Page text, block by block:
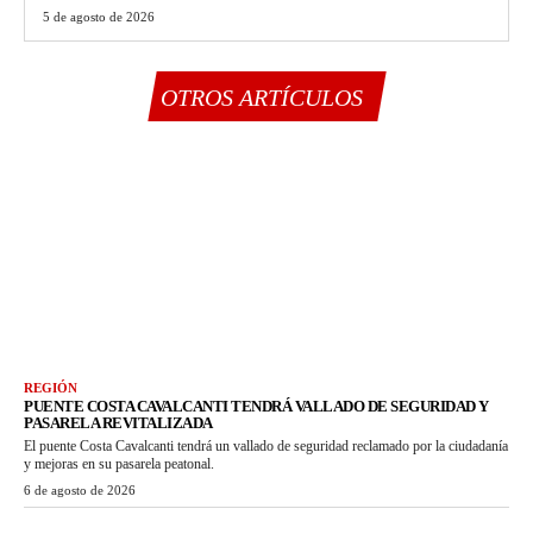
5 de agosto de 2026
OTROS ARTÍCULOS
REGIÓN
PUENTE COSTA CAVALCANTI TENDRÁ VALLADO DE SEGURIDAD Y
PASARELA REVITALIZADA
El puente Costa Cavalcanti tendrá un vallado de seguridad reclamado por la ciudadanía
y mejoras en su pasarela peatonal.
6 de agosto de 2026